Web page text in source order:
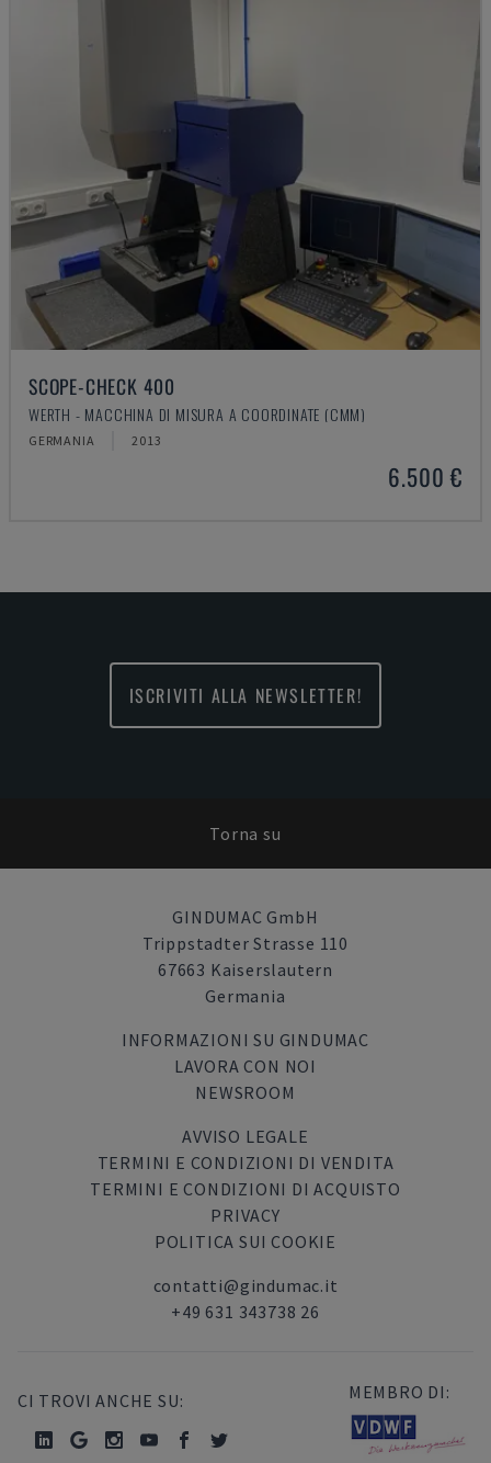
SCOPE-CHECK 400
WERTH - MACCHINA DI MISURA A COORDINATE (CMM)
GERMANIA 2013
6.500 €
ISCRIVITI ALLA NEWSLETTER!
Torna su
GINDUMAC GmbH
Trippstadter Strasse 110
67663 Kaiserslautern
Germania
INFORMAZIONI SU GINDUMAC
LAVORA CON NOI
NEWSROOM
AVVISO LEGALE
TERMINI E CONDIZIONI DI VENDITA
TERMINI E CONDIZIONI DI ACQUISTO
PRIVACY
POLITICA SUI COOKIE
contatti@gindumac.it
+49 631 343738 26
CI TROVI ANCHE SU: MEMBRO DI: